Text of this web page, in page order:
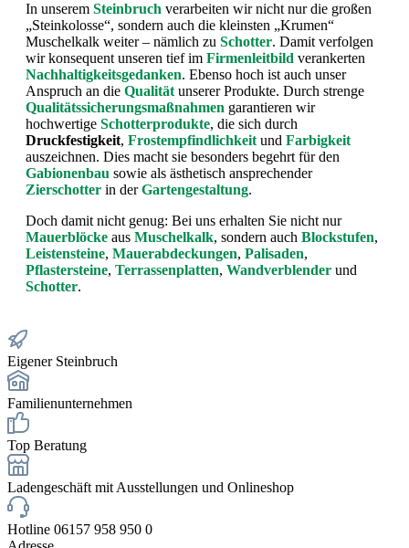
In unserem Steinbruch verarbeiten wir nicht nur die großen
„Steinkolosse“, sondern auch die kleinsten „Krumen“
Muschelkalk weiter – nämlich zu Schotter. Damit verfolgen
wir konsequent unseren tief im Firmenleitbild verankerten
Nachhaltigkeitsgedanken. Ebenso hoch ist auch unser
Anspruch an die Qualität unserer Produkte. Durch strenge
Qualitätssicherungsmaßnahmen garantieren wir
hochwertige Schotterprodukte, die sich durch
Druckfestigkeit, Frostempfindlichkeit und Farbigkeit
auszeichnen. Dies macht sie besonders begehrt für den
Gabionenbau sowie als ästhetisch ansprechender
Zierschotter in derGartengestaltung.
Doch damit nicht genug: Bei uns erhalten Sie nicht nur
Mauerblöcke aus Muschelkalk, sondern auch Blockstufen,
Leistensteine, Mauerabdeckungen, Palisaden,
Pflastersteine, Terrassenplatten, Wandverblender und
Schotter.
Eigener Steinbruch
Familienunternehmen
Top Beratung
Ladengeschäft mit Ausstellungen und Onlineshop
Hotline 06157 958 950 0